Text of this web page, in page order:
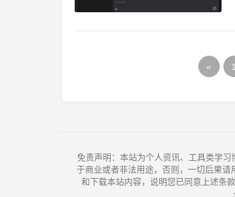
« 1
免责声明：本站为个人资讯、工具类学
于商业或者非法用途，否则，一切后果
和下载本站内容，说明您已同意上述条